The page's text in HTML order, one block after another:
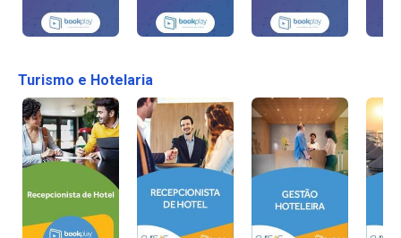
Turismo e Hotelaria